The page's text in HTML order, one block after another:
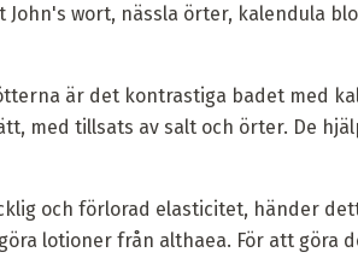
wort, nässla örter, kalendula
är det kontrastiga badet med
med tillsats av salt och örter. De
och förlorad elasticitet, händer
lotioner från althaea. För att göra